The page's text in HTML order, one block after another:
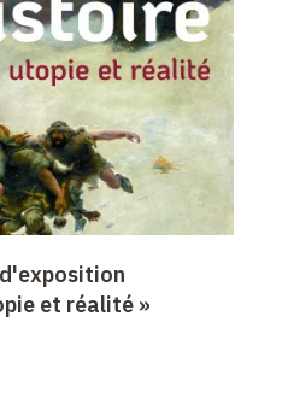
et réalité »